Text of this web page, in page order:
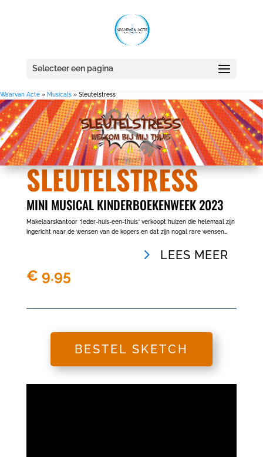
Selecteer een pagina
Waarvan Acte » Musicals » Sleutelstress
SLEUTELSTRESS
MINI MUSICAL KINDERBOEKENWEEK 2023
Makelaarskantoor “Ieder-huis-een-thuis” verkoopt huizen die helemaal zijn
ingericht naar de wensen van de kopers en dat zijn nogal rare wensen…
LEES MEER
€ 9.95
BESTEL SKETCH